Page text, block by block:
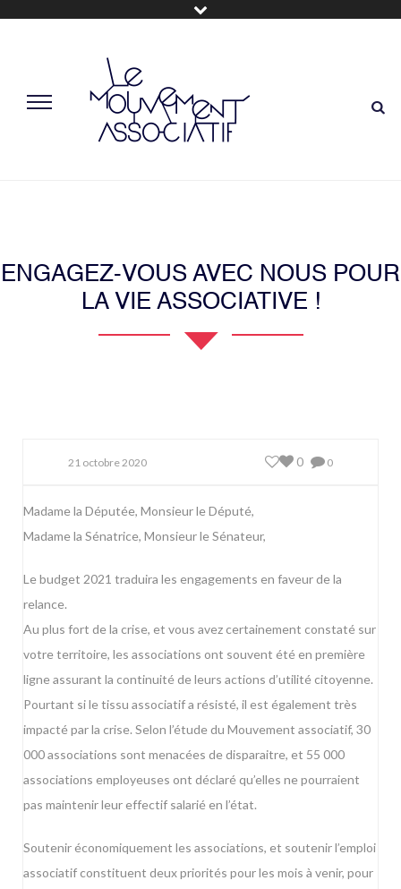
ENGAGEZ-VOUS AVEC NOUS POUR
LA VIE ASSOCIATIVE !
21 octobre 2020 0
0
Madame la Députée, Monsieur le Député,
Madame la Sénatrice, Monsieur le Sénateur,
Le budget 2021 traduira les engagements en faveur de la
relance.
Au plus fort de la crise, et vous avez certainement constaté sur
votre territoire, les associations ont souvent été en première
ligne assurant la continuité de leurs actions d’utilité citoyenne.
Pourtant si le tissu associatif a résisté, il est également très
impacté par la crise. Selon l’étude du Mouvement associatif, 30
000 associations sont menacées de disparaitre, et 55 000
associations employeuses ont déclaré qu’elles ne pourraient
pas maintenir leur effectif salarié en l’état.
Soutenir économiquement les associations, et soutenir l’emploi
associatif constituent deux priorités pour les mois à venir, pour